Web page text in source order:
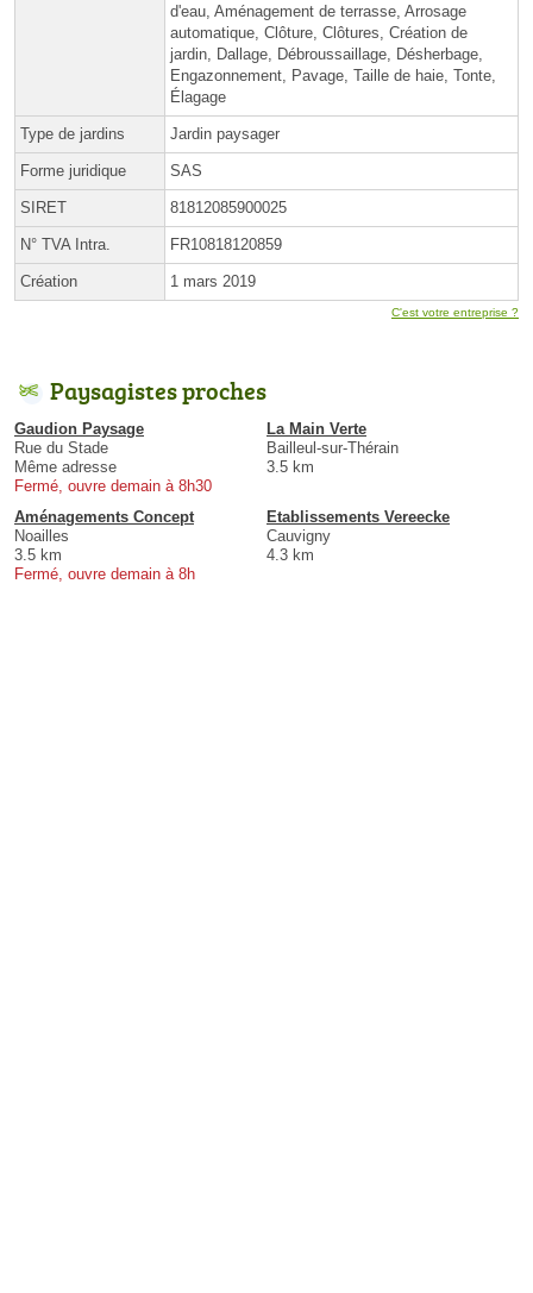
d'eau, Aménagement de terrasse, Arrosage
automatique, Clôture, Clôtures, Création de
jardin, Dallage, Débroussaillage, Désherbage,
Engazonnement, Pavage, Taille de haie, Tonte,
Élagage
Type de jardins Jardin paysager
Forme juridique SAS
SIRET 81812085900025
N° TVA Intra. FR10818120859
Création 1 mars 2019
C'est votre entreprise ?
Paysagistes proches
Gaudion Paysage
Rue du Stade
Même adresse
Fermé, ouvre demain à 8h30
La Main Verte
Bailleul-sur-Thérain
3.5 km
Aménagements Concept
Noailles
3.5 km
Fermé, ouvre demain à 8h
Etablissements Vereecke
Cauvigny
4.3 km